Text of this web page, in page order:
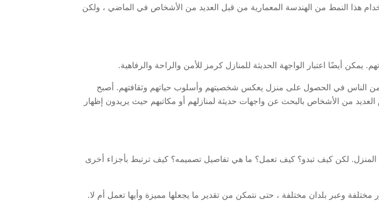
هذا النمط من الهندسة المعمارية من قبل العديد من الأشخاص في الماضي ، ولكن
أيضًا اعتبار الواجهة الحديثة للمنازل كرمز للأمن والراحة والرفاهية.
من الناس في الحصول على منزل يعكس شخصيتهم وأسلوب حياتهم وثقافتهم. أصبح
من الأشخاص بالبحث عن واجهات حديثة لمنازلهم أو مكاتبهم حيث يريدون إظهار
المنزل. لكن كيف تبدو؟ كيف تعمل؟ ما هي تفاصيل تصميمه؟ كيف ترتبط بأجزاء أخرى
وعبر بلدان مختلفة ، حتى نتمكن من تقدير ما يجعلها مميزة وأيها تعمل أم لا.